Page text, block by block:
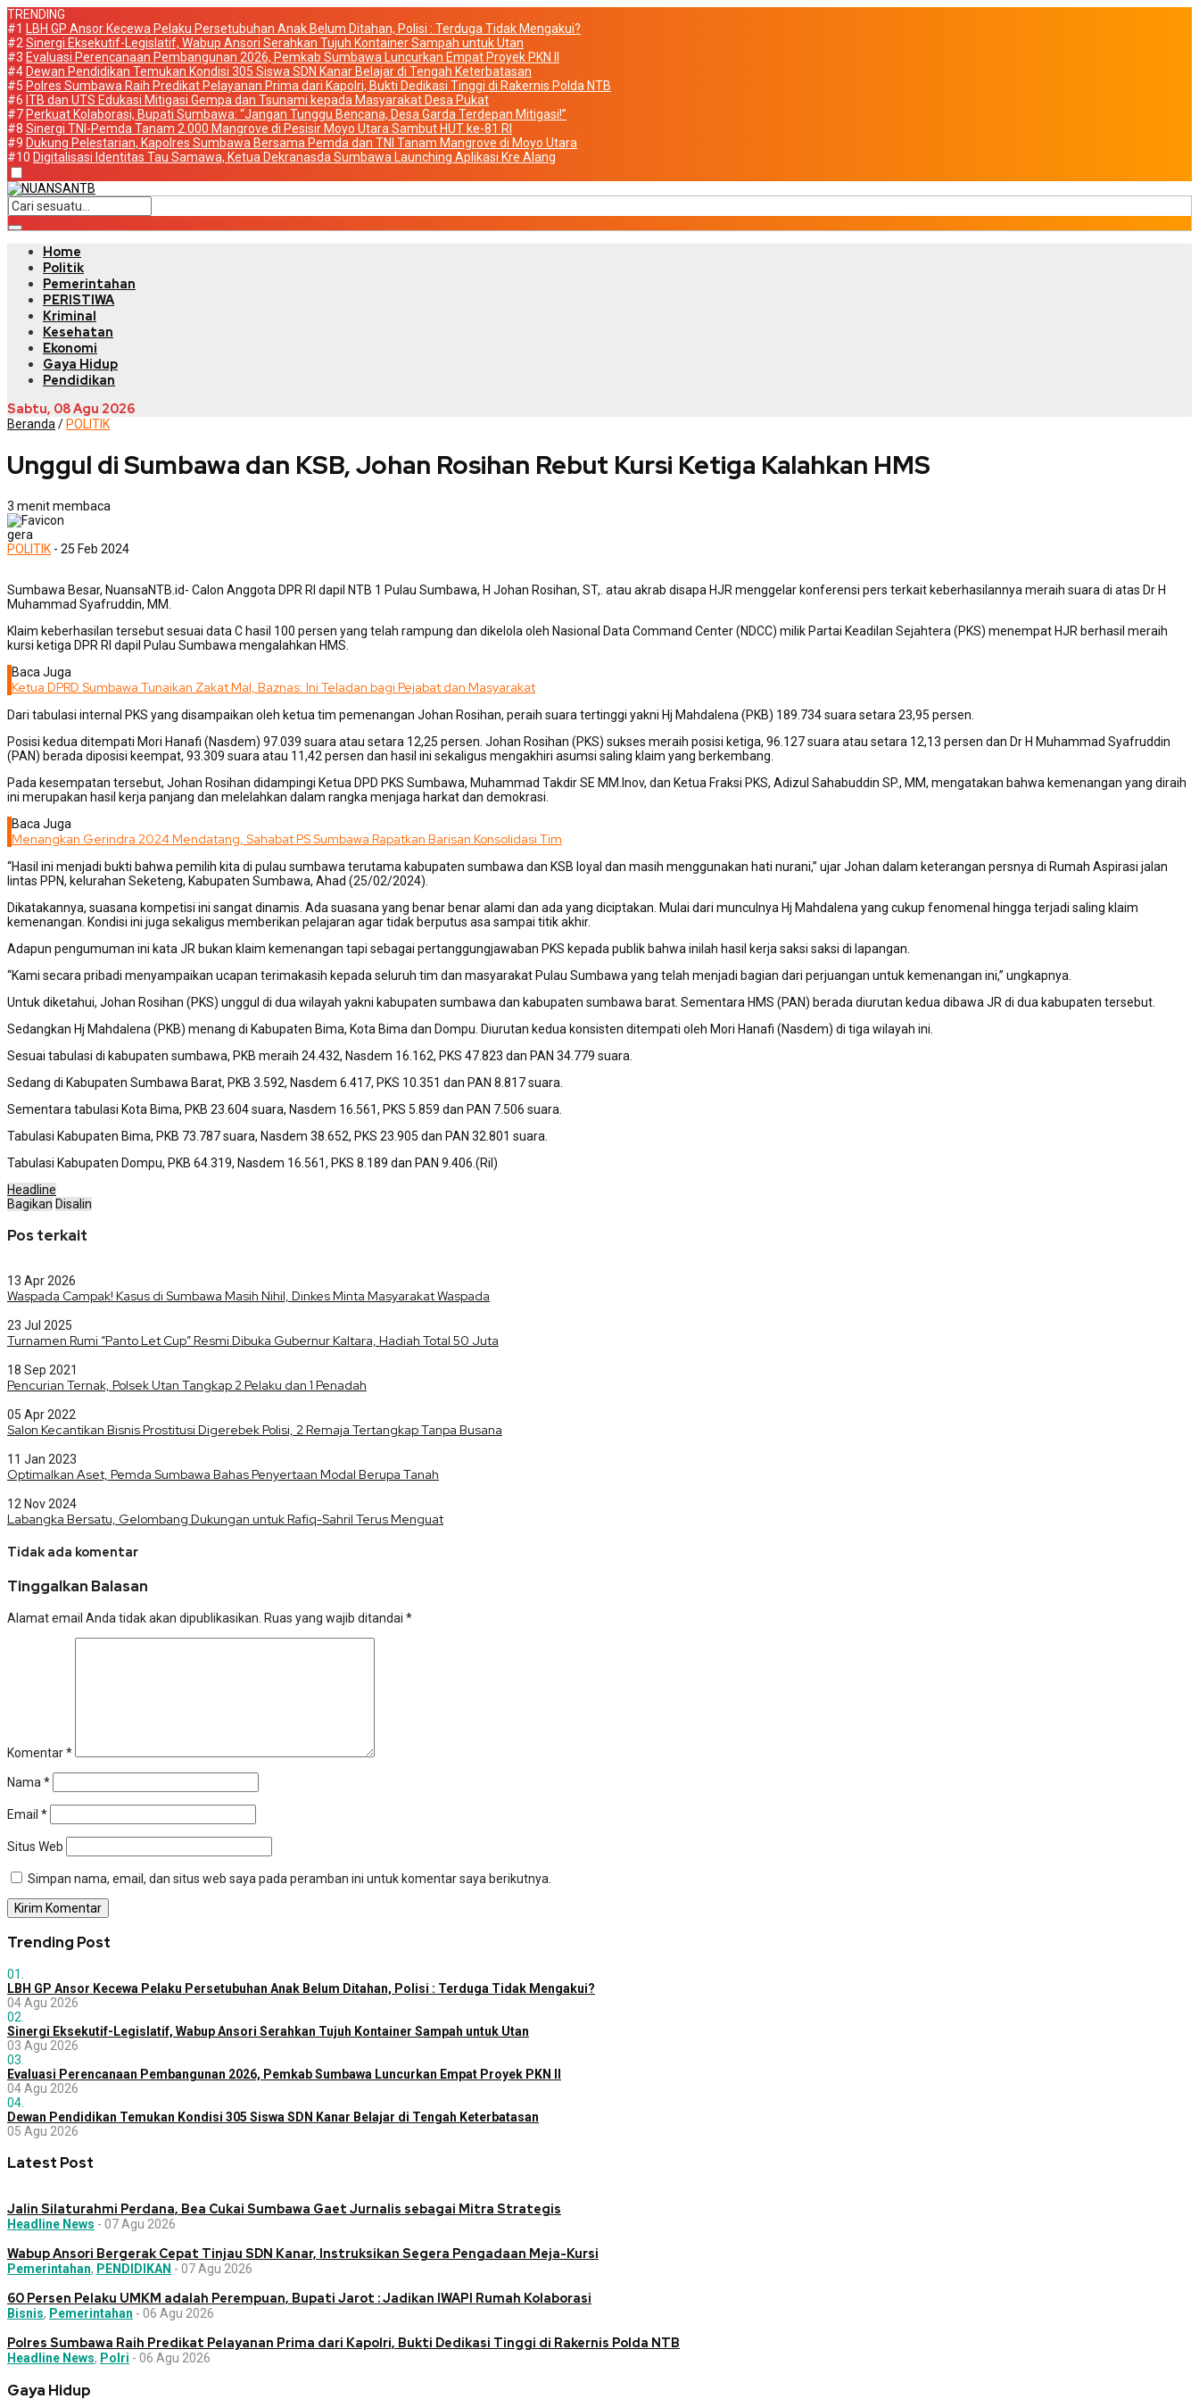
TRENDING
#1
LBH GP Ansor Kecewa Pelaku Persetubuhan Anak Belum Ditahan, Polisi : Terduga Tidak Mengakui?
#2 Sinergi Eksekutif-Legislatif, Wabup Ansori Serahkan Tujuh Kontainer Sampah untuk Utan
#3 Evaluasi Perencanaan Pembangunan 2026, Pemkab Sumbawa Luncurkan Empat Proyek PKN II
#4 Dewan Pendidikan Temukan Kondisi 305 Siswa SDN Kanar Belajar di Tengah Keterbatasan
#5 Polres Sumbawa Raih Predikat Pelayanan Prima dari Kapolri, Bukti Dedikasi Tinggi di Rakernis Polda NTB
#6 ITB dan UTS Edukasi Mitigasi Gempa dan Tsunami kepada Masyarakat Desa Pukat
#7 Perkuat Kolaborasi, Bupati Sumbawa: “Jangan Tunggu Bencana, Desa Garda Terdepan Mitigasi!”
#8 Sinergi TNI-Pemda Tanam 2.000 Mangrove di Pesisir Moyo Utara Sambut HUT ke-81 RI
#9 Dukung Pelestarian, Kapolres Sumbawa Bersama Pemda dan TNI Tanam Mangrove di Moyo Utara
#10 Digitalisasi Identitas Tau Samawa, Ketua Dekranasda Sumbawa Launching Aplikasi Kre Alang
Home
Politik
Pemerintahan
PERISTIWA
Kriminal
Kesehatan
Ekonomi
Gaya Hidup
Pendidikan
Sabtu, 08 Agu 2026
Beranda / POLITIK
Unggul di Sumbawa dan KSB, Johan Rosihan Rebut Kursi Ketiga Kalahkan HMS
3 menit membaca
gera
POLITIK - 25 Feb 2024
Sumbawa Besar, NuansaNTB.id- Calon Anggota DPR RI dapil NTB 1 Pulau Sumbawa, H Johan Rosihan, ST,. atau akrab disapa HJR menggelar konferensi pers terkait keberhasilannya meraih suara di atas Dr H
Muhammad Syafruddin, MM.
Klaim keberhasilan tersebut sesuai data C hasil 100 persen yang telah rampung dan dikelola oleh Nasional Data Command Center (NDCC) milik Partai Keadilan Sejahtera (PKS) menempat HJR berhasil meraih
kursi ketiga DPR RI dapil Pulau Sumbawa mengalahkan HMS.
Baca Juga
Ketua DPRD Sumbawa Tunaikan Zakat Mal, Baznas: Ini Teladan bagi Pejabat dan Masyarakat
Dari tabulasi internal PKS yang disampaikan oleh ketua tim pemenangan Johan Rosihan, peraih suara tertinggi yakni Hj Mahdalena (PKB) 189.734 suara setara 23,95 persen.
Posisi kedua ditempati Mori Hanafi (Nasdem) 97.039 suara atau setara 12,25 persen. Johan Rosihan (PKS) sukses meraih posisi ketiga, 96.127 suara atau setara 12,13 persen dan Dr H Muhammad Syafruddin
(PAN) berada diposisi keempat, 93.309 suara atau 11,42 persen dan hasil ini sekaligus mengakhiri asumsi saling klaim yang berkembang.
Pada kesempatan tersebut, Johan Rosihan didampingi Ketua DPD PKS Sumbawa, Muhammad Takdir SE MM.Inov, dan Ketua Fraksi PKS, Adizul Sahabuddin SP., MM, mengatakan bahwa kemenangan yang diraih
ini merupakan hasil kerja panjang dan melelahkan dalam rangka menjaga harkat dan demokrasi.
Baca Juga
Menangkan Gerindra 2024 Mendatang, Sahabat PS Sumbawa Rapatkan Barisan Konsolidasi Tim
“Hasil ini menjadi bukti bahwa pemilih kita di pulau sumbawa terutama kabupaten sumbawa dan KSB loyal dan masih menggunakan hati nurani,” ujar Johan dalam keterangan persnya di Rumah Aspirasi jalan
lintas PPN, kelurahan Seketeng, Kabupaten Sumbawa, Ahad (25/02/2024).
Dikatakannya, suasana kompetisi ini sangat dinamis. Ada suasana yang benar benar alami dan ada yang diciptakan. Mulai dari munculnya Hj Mahdalena yang cukup fenomenal hingga terjadi saling klaim
kemenangan. Kondisi ini juga sekaligus memberikan pelajaran agar tidak berputus asa sampai titik akhir.
Adapun pengumuman ini kata JR bukan klaim kemenangan tapi sebagai pertanggungjawaban PKS kepada publik bahwa inilah hasil kerja saksi saksi di lapangan.
“Kami secara pribadi menyampaikan ucapan terimakasih kepada seluruh tim dan masyarakat Pulau Sumbawa yang telah menjadi bagian dari perjuangan untuk kemenangan ini,” ungkapnya.
Untuk diketahui, Johan Rosihan (PKS) unggul di dua wilayah yakni kabupaten sumbawa dan kabupaten sumbawa barat. Sementara HMS (PAN) berada diurutan kedua dibawa JR di dua kabupaten tersebut.
Sedangkan Hj Mahdalena (PKB) menang di Kabupaten Bima, Kota Bima dan Dompu. Diurutan kedua konsisten ditempati oleh Mori Hanafi (Nasdem) di tiga wilayah ini.
Sesuai tabulasi di kabupaten sumbawa, PKB meraih 24.432, Nasdem 16.162, PKS 47.823 dan PAN 34.779 suara.
Sedang di Kabupaten Sumbawa Barat, PKB 3.592, Nasdem 6.417, PKS 10.351 dan PAN 8.817 suara.
Sementara tabulasi Kota Bima, PKB 23.604 suara, Nasdem 16.561, PKS 5.859 dan PAN 7.506 suara.
Tabulasi Kabupaten Bima, PKB 73.787 suara, Nasdem 38.652, PKS 23.905 dan PAN 32.801 suara.
Tabulasi Kabupaten Dompu, PKB 64.319, Nasdem 16.561, PKS 8.189 dan PAN 9.406.(Ril)
Headline
Bagikan Disalin
Pos terkait
13 Apr 2026
Waspada Campak! Kasus di Sumbawa Masih Nihil, Dinkes Minta Masyarakat Waspada
23 Jul 2025
Turnamen Rumi “Panto Let Cup” Resmi Dibuka Gubernur Kaltara, Hadiah Total 50 Juta
18 Sep 2021
Pencurian Ternak, Polsek Utan Tangkap 2 Pelaku dan 1 Penadah
05 Apr 2022
Salon Kecantikan Bisnis Prostitusi Digerebek Polisi, 2 Remaja Tertangkap Tanpa Busana
11 Jan 2023
Optimalkan Aset, Pemda Sumbawa Bahas Penyertaan Modal Berupa Tanah
12 Nov 2024
Labangka Bersatu, Gelombang Dukungan untuk Rafiq-Sahril Terus Menguat
Tidak ada komentar
Tinggalkan Balasan
Alamat email Anda tidak akan dipublikasikan. Ruas yang wajib ditandai *
Komentar*
Nama *
Email *
Situs Web
Simpan nama, email, dan situs web saya pada peramban ini untuk komentar saya berikutnya.
Trending Post
01.
LBH GP Ansor Kecewa Pelaku Persetubuhan Anak Belum Ditahan, Polisi : Terduga Tidak Mengakui?
04 Agu 2026
02.
Sinergi Eksekutif-Legislatif, Wabup Ansori Serahkan Tujuh Kontainer Sampah untuk Utan
03 Agu 2026
03.
Evaluasi Perencanaan Pembangunan 2026, Pemkab Sumbawa Luncurkan Empat Proyek PKN II
04 Agu 2026
04.
Dewan Pendidikan Temukan Kondisi 305 Siswa SDN Kanar Belajar di Tengah Keterbatasan
05 Agu 2026
Latest Post
Jalin Silaturahmi Perdana, Bea Cukai Sumbawa Gaet Jurnalis sebagai Mitra Strategis
Headline News - 07 Agu 2026
Wabup Ansori Bergerak Cepat Tinjau SDN Kanar, Instruksikan Segera Pengadaan Meja-Kursi
Pemerintahan, PENDIDIKAN - 07 Agu 2026
60 Persen Pelaku UMKM adalah Perempuan, Bupati Jarot : Jadikan IWAPI Rumah Kolaborasi
Bisnis, Pemerintahan - 06 Agu 2026
Polres Sumbawa Raih Predikat Pelayanan Prima dari Kapolri, Bukti Dedikasi Tinggi di Rakernis Polda NTB
Headline News, Polri - 06 Agu 2026
Gaya Hidup